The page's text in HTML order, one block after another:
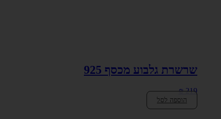
שרשרת גלבוע מכסף 925
₪219
הוספה לסל